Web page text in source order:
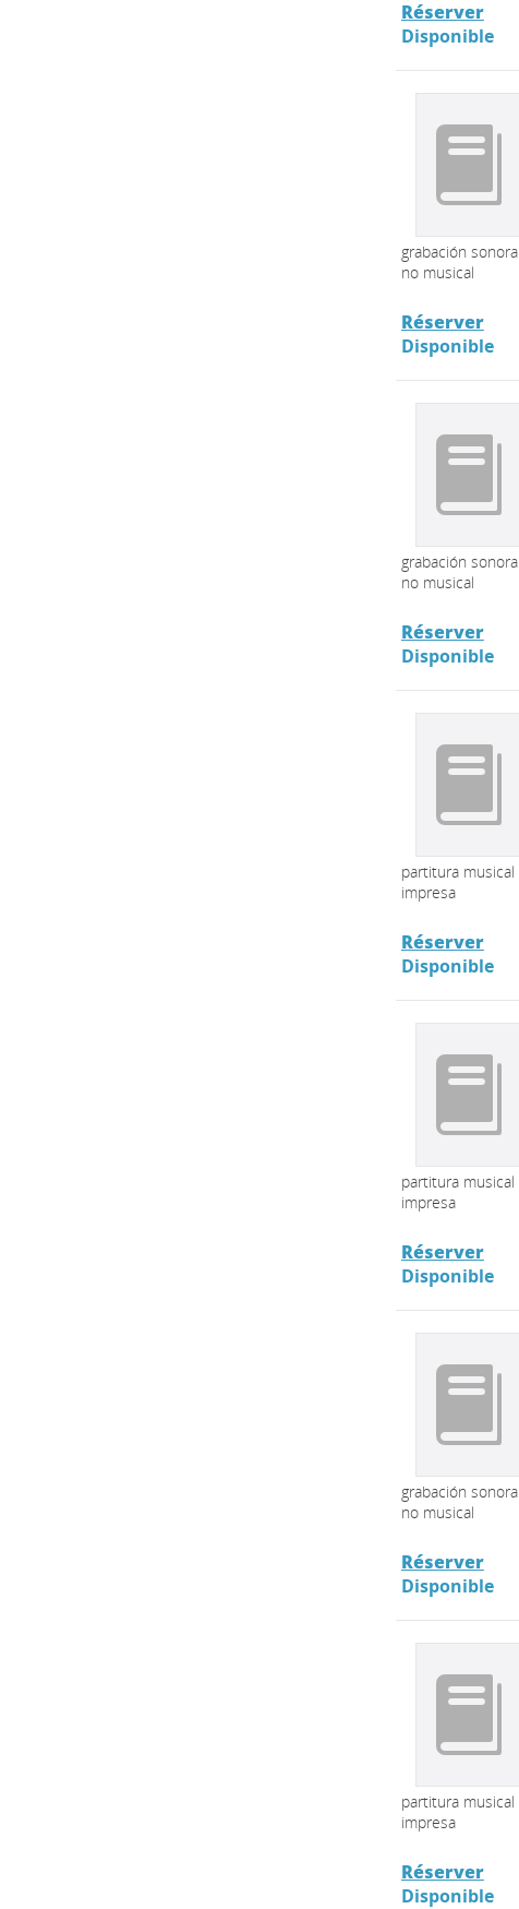
Réserver
Disponible
grabación sonora
no musical
Réserver
Disponible
grabación sonora
no musical
Réserver
Disponible
partitura musical
impresa
Réserver
Disponible
partitura musical
impresa
Réserver
Disponible
grabación sonora
no musical
Réserver
Disponible
partitura musical
impresa
Réserver
Disponible